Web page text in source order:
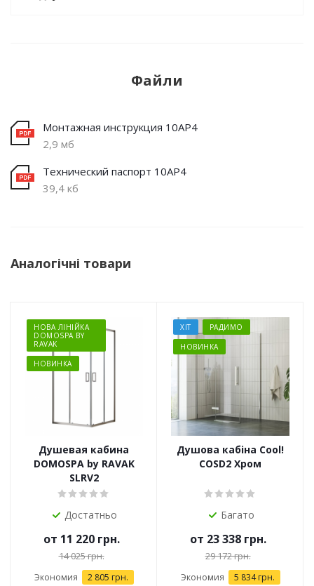
Файли
Монтажная инструкция 10AP4
2,9 мб
Технический паспорт 10AP4
39,4 кб
Аналогічні товари
НОВА ЛІНІЙКА
DOMOSPA BY
RAVAK
НОВИНКА
Душевая кабина
DOMOSPA by RAVAK
SLRV2
Достатньо
от 11 220 грн.
14 025 грн.
Экономия 2 805 грн.
ХІТ
РАДИМО
НОВИНКА
Душова кабіна Cool!
COSD2 Хром
Багато
от 23 338 грн.
29 172 грн.
Экономия 5 834 грн.